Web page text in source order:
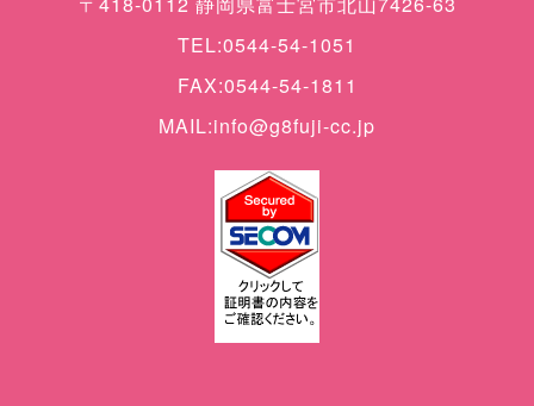
TEL:0544-54-1051
FAX:0544-54-1811
MAIL:info@g8fuji-cc.jp